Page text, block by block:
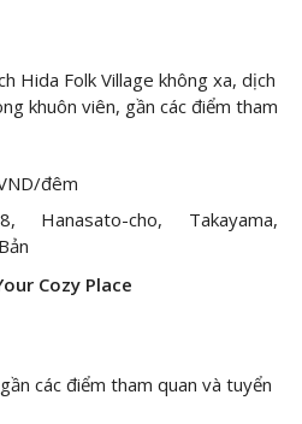
Hida Folk Village không xa, dịch
khuôn viên, gần các điểm tham
đêm
Hanasato-cho, Takayama,
Cozy Place
các điểm tham quan và tuyển